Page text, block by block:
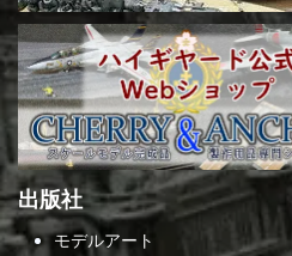
出版社
モデルアート